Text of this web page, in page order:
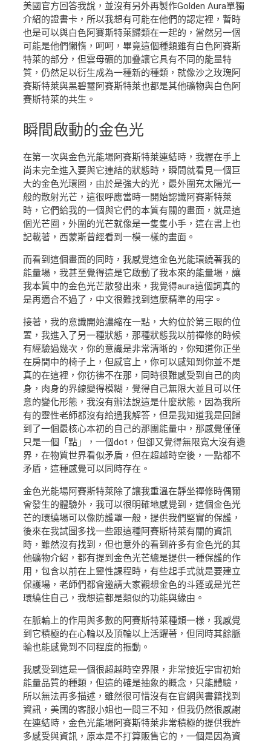
美國官方回答我說，並沒有另外再製作Golden Aura單獨
介紹的證書卡，所以我想有可能在他們的認定裡，暫時
也是可以與白色阿賽斯特萊歸類在一起的，當然另一個
可能是他們懶惰，呵呵，畢竟這個種類雖有白色阿賽斯
特萊的部分，但雲母礦的加疊讓它具有不同的能量特
質，仍然足以衍生成為一種新的種類，就像沙之玫瑰阿
賽斯特萊與黑碧璽阿賽斯特萊也都是其他礦物與白色阿
賽斯特萊的共生。
瞬間啟動的金色光
在第一次與金色光能場阿賽斯特萊連結時，我握在手上
尚未完全進入要與它連結的狀態時，瞬間就看見一個巨
大的金色光環圈，由於是強大的光，最外圍充太陽光一
般的散射光芒，這很呼應當時一開始認識阿賽斯特萊
時，它們給我的一個與它們的本質有關的畫面，就是這
個光芒圈，外圍的光芒就像是一隻隻小手，這在書上也
記載著，西蒙斯曾經看到一模一樣的畫面。
而看到這個畫面的同時，我感覺這金色光能環繞著我的
能量場，我甚至覺得這是它啟動了我本來的能量場，讓
我本質中的金色光芒散發出來，我覺得aura這個詞真的
是再適合不過了，中文很難找到這麼精準的用字。
接著，我的意識開始濃縮在一點，大約位於第三眼的位
置，我進入了另一種狀態，那種狀態我以前禪修的時候
有經驗過幾次，你的意識是非常清晰的，你知道你正坐
在房間中的椅子上，但感官上，你可以感知到你並不是
真的在這裡，你彷彿不在那，同時很難感受到自己的肉
身，肉身的界線變得模糊，覺得自己無限大並且可以任
意的變化形態，我沒有辦法說這是什麼狀態，因為我所
有的靈性老師都沒有給過我解答，但是我知道我是回歸
到了一個最核心本初的自己的那團能量中，那感覺僅僅
只是一個「點」，一個dot，但卻又覺得無限寬大沒有邊
界，在物質世界看似矛盾，但在超越時空後，一點都不
矛盾，這種感覺可以同時存在。
金色光能場阿賽斯特萊除了讓我重溫在靜坐禪修時偶爾
會發生的體驗外，我可以很明確地感覺到，這個金色光
芒的環繞場可以像防護罩一般，提供我們堅實的保護，
後來在我試圖多找一些跟這種阿賽斯特萊有關的資訊
時，雖然沒有找到，但也意外的看到許多有金色光的其
他礦物介紹，都有提到金色光芒總是提供一種保護的作
用，包含以前在上靈性課程時，有些起手式就是要建立
保護場，老師們都會邀請大家觀想金色的斗篷或是光芒
環繞住自己，我想這都是類似的功能與緣由。
在脈輪上的作用與多數的阿賽斯特萊種類一樣，我感覺
到它積極的在心輪以及頂輪以上活躍著，但同時其餘脈
輪也能感覺到不同程度的振動。
我感受到這是一個很超越時空界限，非常接近宇宙初始
能量品質的種類，但這的確是抽象的概念，只能體驗，
所以無法再多描述，雖然很可惜沒有在官網與書籍找到
資訊，美國的客服小姐也一問三不知，但我仍然很感謝
在連結時，金色光能場阿賽斯特萊非常積極的提供我許
多感受與資訊，原本是不打算販售它的，一個是因為資